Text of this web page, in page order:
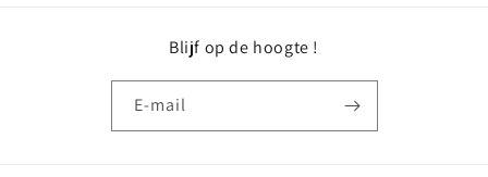
Blijf op de hoogte !
E‑mail